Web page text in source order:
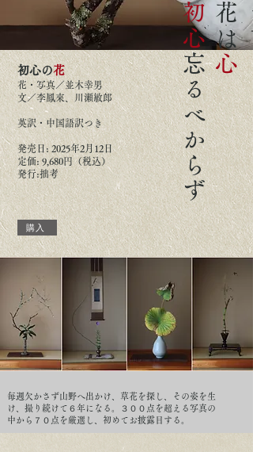
初心
忘るべからず
花は
心
初心の花
花・写真／並木幸男
文／李鳳來、川瀬敏郎
英訳・中国語訳つき
発売日: 2025年2月12日
定価: 9,680円（税込）
発行:拙考
購入
毎週欠かさず山野へ出かけ、草花を探し、その姿を生
け、撮り続けて６年になる。３００点を超える写真の
中から７０点を厳選し、初めてお披露目する。